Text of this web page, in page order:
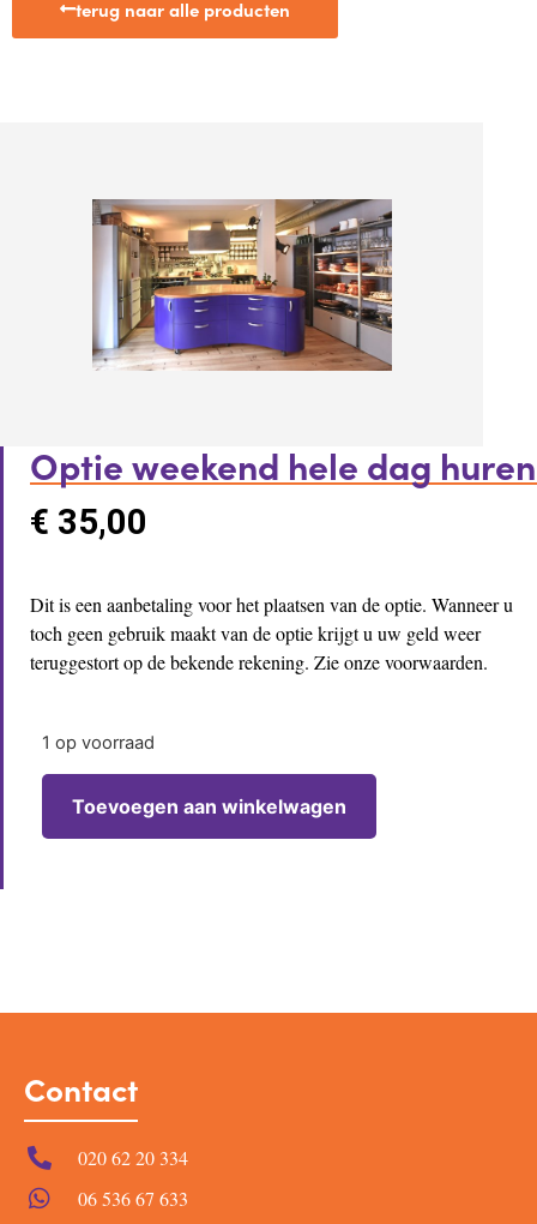
terug naar alle producten
Optie weekend hele dag huren
€ 35,00
Dit is een aanbetaling voor het plaatsen van de optie. Wanneer u
toch geen gebruik maakt van de optie krijgt u uw geld weer
teruggestort op de bekende rekening. Zie onze voorwaarden.
1 op voorraad
Toevoegen aan winkelwagen
Contact
020 62 20 334
06 536 67 633